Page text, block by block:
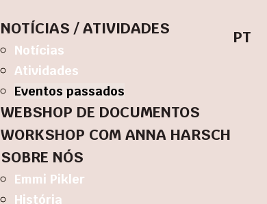
NOTÍCIAS / ATIVIDADES
Notícias
Atividades
Eventos passados
WEBSHOP DE DOCUMENTOS
WORKSHOP COM ANNA HARSCH
SOBRE NÓS
Emmi Pikler
História
PT